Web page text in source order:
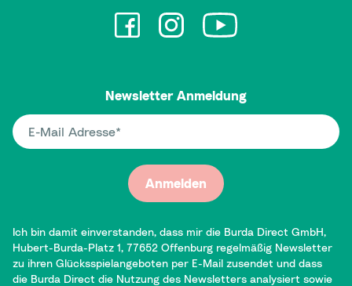
Newsletter Anmeldung
E-Mail Adresse
Anmelden
Ich bin damit einverstanden, dass mir die Burda Direct GmbH,
Hubert-Burda-Platz 1, 77652 Offenburg regelmäßig Newsletter
zu ihren Glücksspielangeboten per E-Mail zusendet und dass
die Burda Direct die Nutzung des Newsletters analysiert sowie